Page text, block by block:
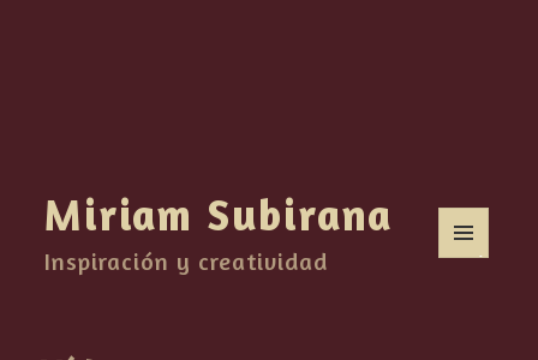
Miriam Subirana
Inspiración y creatividad